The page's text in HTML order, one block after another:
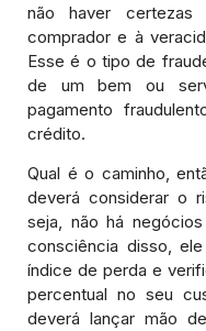
não haver
comprador e à
Esse é o tipo de
de um bem ou
pagamento
crédito.
Qual é o caminho,
deverá considerar o
seja, não há
consciência disso,
índice de perda e
percentual no seu
deverá lançar mão